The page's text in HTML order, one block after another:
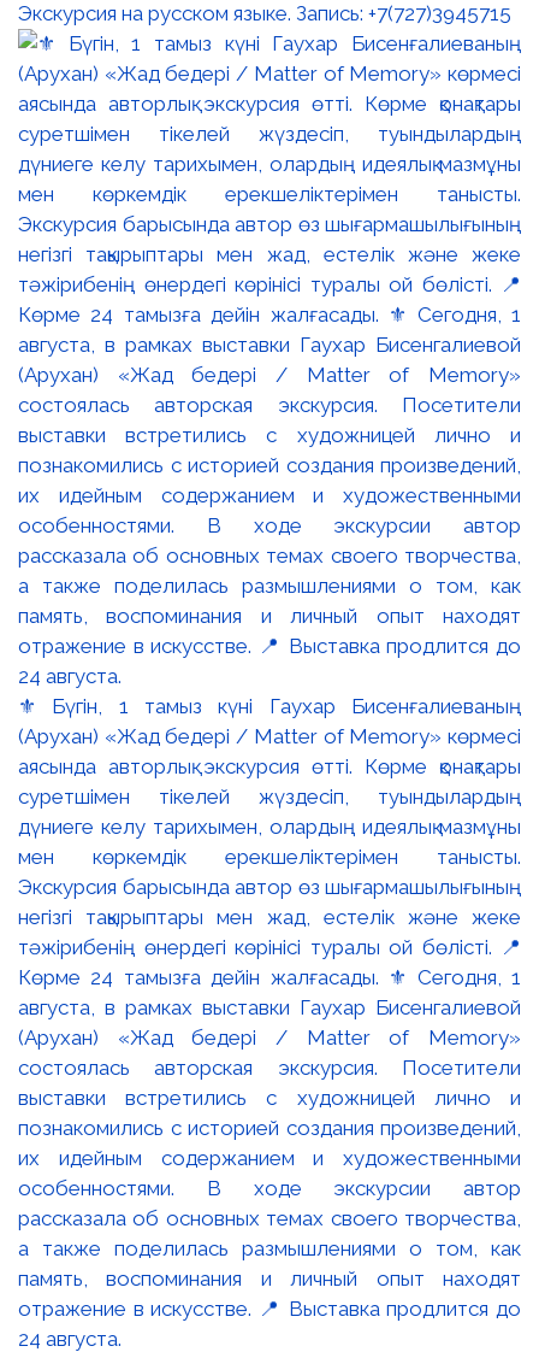
Экскурсия на русском языке. Запись: +7(727)3945715
⚜️ Бүгін, 1 тамыз күні Гаухар Бисенғалиеваның
(Арухан) «Жад бедері / Matter of Memory» көрмесі
аясында авторлық экскурсия өтті. Көрме қонақтары
суретшімен тікелей жүздесіп, туындылардың
дүниеге келу тарихымен, олардың идеялық мазмұны
мен көркемдік ерекшеліктерімен танысты.
Экскурсия барысында автор өз шығармашылығының
негізгі тақырыптары мен жад, естелік және жеке
тәжірибенің өнердегі көрінісі туралы ой бөлісті. 📍
Көрме 24 тамызға дейін жалғасады. ⚜️ Сегодня, 1
августа, в рамках выставки Гаухар Бисенгалиевой
(Арухан) «Жад бедері / Matter of Memory»
состоялась авторская экскурсия. Посетители
выставки встретились с художницей лично и
познакомились с историей создания произведений,
их идейным содержанием и художественными
особенностями. В ходе экскурсии автор
рассказала об основных темах своего творчества,
а также поделилась размышлениями о том, как
память, воспоминания и личный опыт находят
отражение в искусстве. 📍 Выставка продлится до
24 августа.